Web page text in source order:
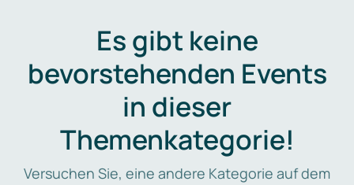
Es gibt keine
bevorstehenden Events
in dieser
Themenkategorie!
Versuchen Sie, eine andere Kategorie auf dem